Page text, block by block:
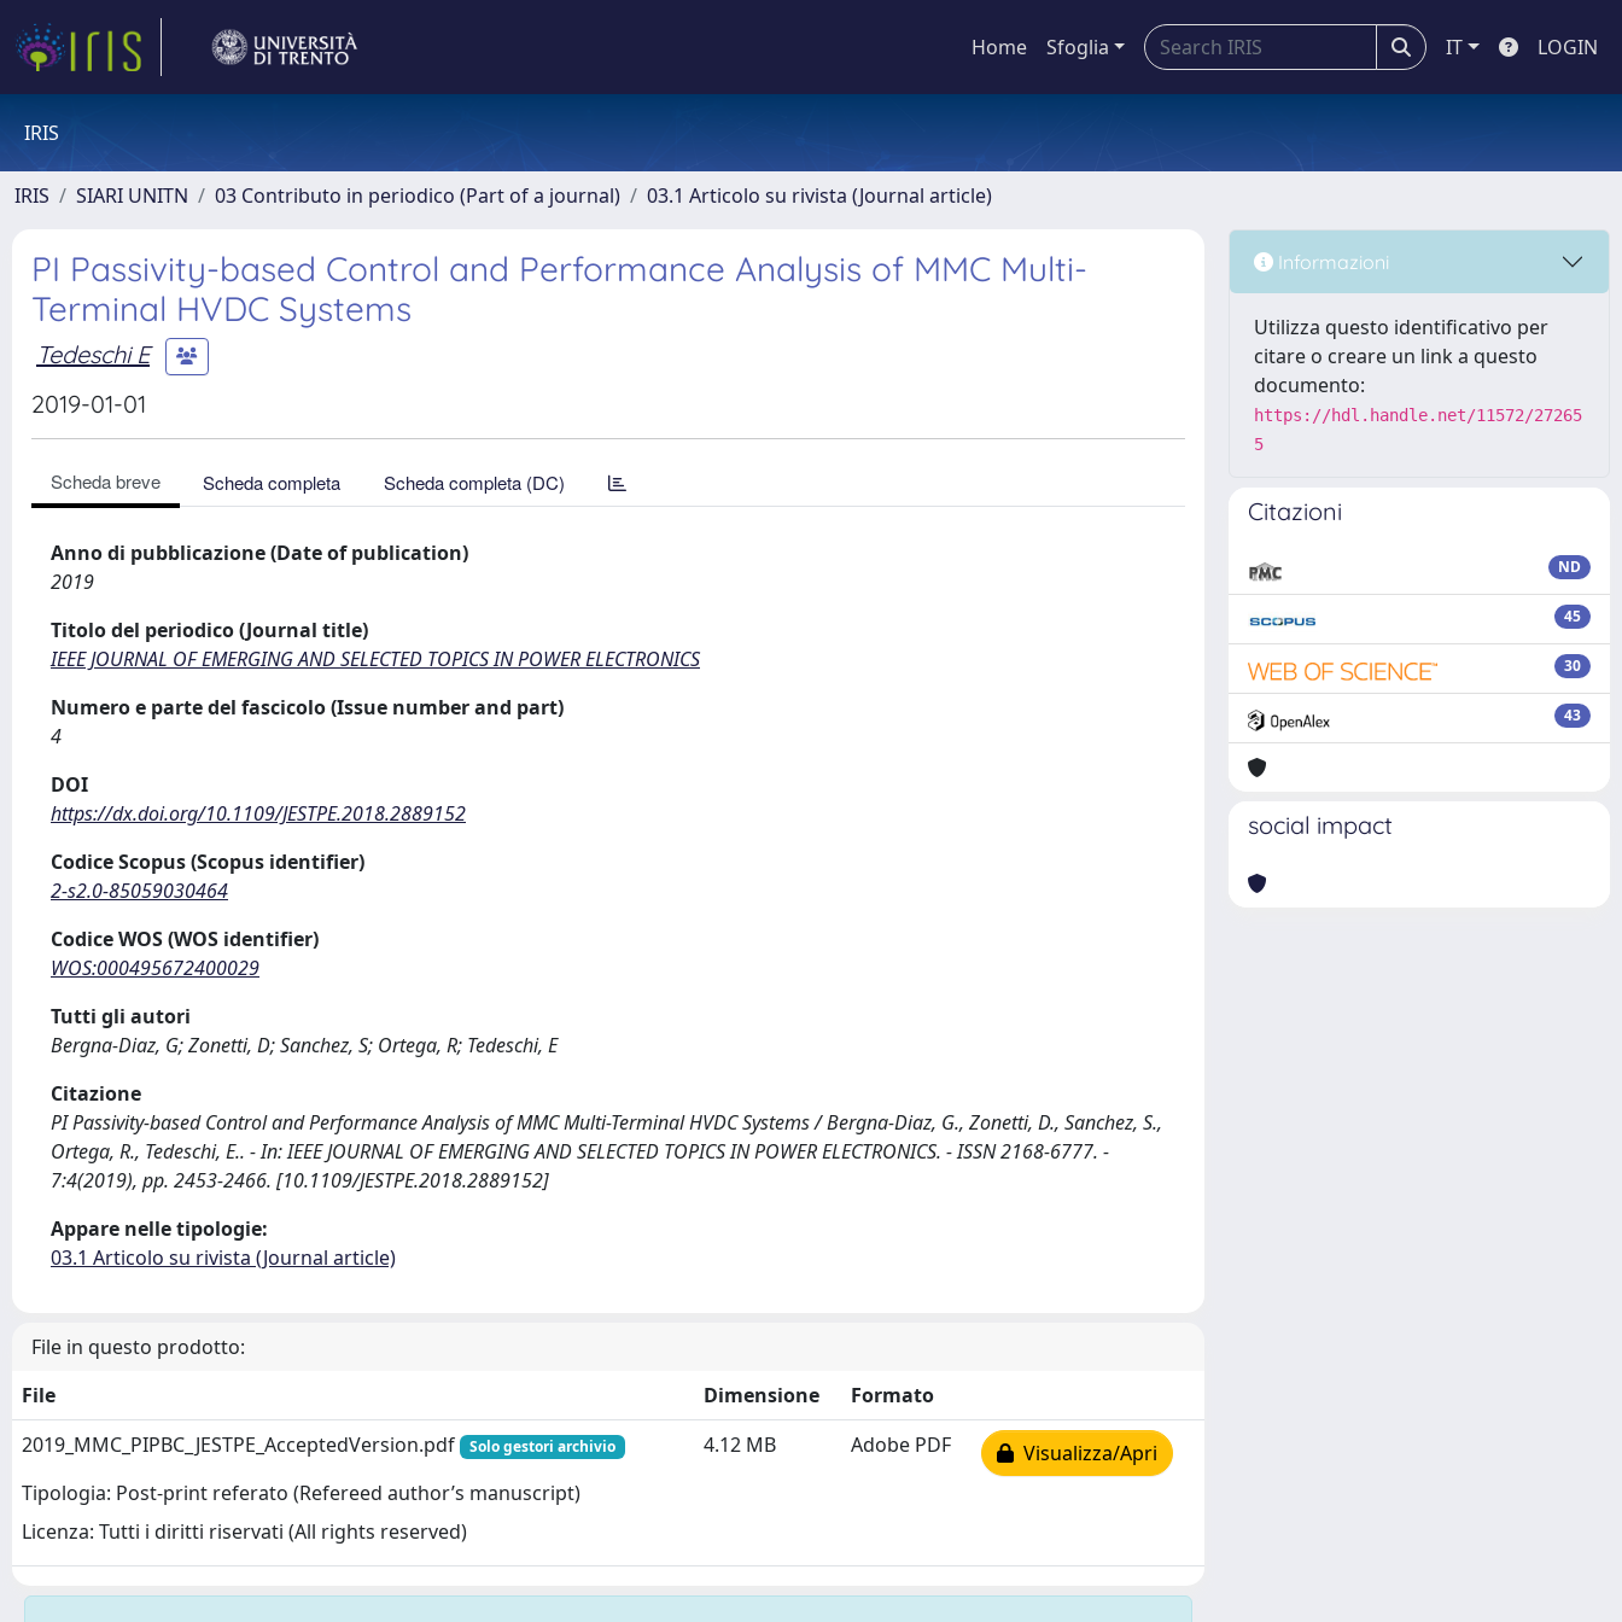
Home Sfoglia IT LOGIN
IRIS
IRIS SIARI UNITN 03 Contributo in periodico (Part of a journal) 03.1 Articolo su rivista (Journal article)
PI Passivity-based Control and Performance Analysis of MMC Multi-
Terminal HVDC Systems
Tedeschi E
2019-01-01
Scheda breve Scheda completa Scheda completa (DC)
Anno di pubblicazione (Date of publication)
2019
Titolo del periodico (Journal title)
IEEE JOURNAL OF EMERGING AND SELECTED TOPICS IN POWER ELECTRONICS
Numero e parte del fascicolo (Issue number and part)
4
DOI
https://dx.doi.org/10.1109/JESTPE.2018.2889152
Codice Scopus (Scopus identifier)
2-s2.0-85059030464
Codice WOS (WOS identifier)
WOS:000495672400029
Tutti gli autori
Bergna-Diaz, G; Zonetti, D; Sanchez, S; Ortega, R; Tedeschi, E
Citazione
PI Passivity-based Control and Performance Analysis of MMC Multi-Terminal HVDC Systems / Bergna-Diaz, G., Zonetti, D., Sanchez, S.,
Ortega, R., Tedeschi, E.. - In: IEEE JOURNAL OF EMERGING AND SELECTED TOPICS IN POWER ELECTRONICS. - ISSN 2168-6777. -
7:4(2019), pp. 2453-2466. [10.1109/JESTPE.2018.2889152]
Appare nelle tipologie:
03.1 Articolo su rivista (Journal article)
File in questo prodotto:
File
Dimensione
Formato
2019_MMC_PIPBC_JESTPE_AcceptedVersion.pdf
Solo gestori archivio
Tipologia: Post-print referato (Refereed author’s manuscript)
Licenza: Tutti i diritti riservati (All rights reserved)
4.12 MB Adobe PDF Visualizza/Apri
Informazioni
Utilizza questo identificativo per
citare o creare un link a questo
documento:
https://hdl.handle.net/11572/27265
5
Citazioni
ND
45
30
43
social impact